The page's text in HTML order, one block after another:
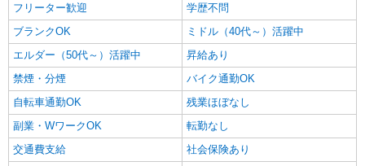
フリーター歓迎
学歴不問
ブランクOK
ミドル（40代～）活躍中
エルダー（50代～）活躍中
昇給あり
禁煙・分煙
バイク通勤OK
自転車通勤OK
残業ほぼなし
副業・WワークOK
転勤なし
交通費支給
社会保険あり